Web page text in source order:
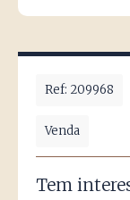
Ref: 209968
Venda
Tem